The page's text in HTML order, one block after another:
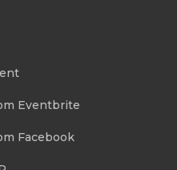
Eventbrite
Facebook